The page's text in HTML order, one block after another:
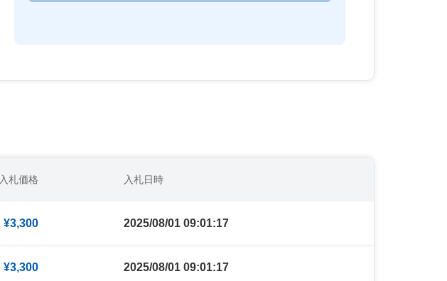
入札価格 入札日時
¥3,300 2025/08/01 09:01:17
¥3,300 2025/08/01 09:01:17